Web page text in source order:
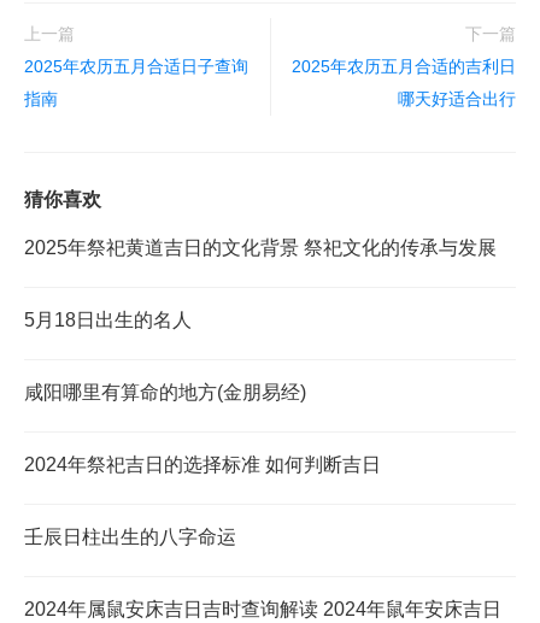
上一篇
2025年农历五月合适日子查询
指南
下一篇
2025年农历五月合适的吉利日
哪天好适合出行
猜你喜欢
2025年祭祀黄道吉日的文化背景 祭祀文化的传承与发展
5月18日出生的名人
咸阳哪里有算命的地方(金朋易经)
2024年祭祀吉日的选择标准 如何判断吉日
壬辰日柱出生的八字命运
2024年属鼠安床吉日吉时查询解读 2024年鼠年安床吉日